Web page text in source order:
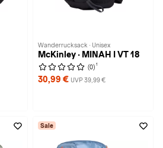
Wanderrucksack · Unisex
McKinley · MINAH I VT 18
(0) 1
30,99 € UVP 39,99 €
Sale